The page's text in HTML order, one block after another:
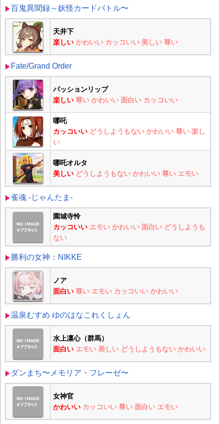
百鬼異聞録～妖怪カードバトル〜
天井下
楽しい かわいい カッコいい 美しい 尊い
Fate/Grand Order
パッションリップ
楽しい 尊い かわいい 面白い カッコいい
哪吒
カッコいい どうしようもない かわいい 尊い 楽し
い
哪吒オルタ
美しい どうしようもない かわいい 尊い エモい
雀魂 -じゃんたま-
園城寺怜
カッコいい エモい かわいい 面白い どうしようも
ない
勝利の女神：NIKKE
ノア
面白い 尊い エモい カッコいい かわいい
温泉むすめ ゆのはなこれくしょん
水上凛心（群馬）
面白い エモい 美しい どうしようもない かわいい
ダンまち〜メモリア・フレーゼ〜
女神官
かわいい カッコいい 尊い 面白い エモい